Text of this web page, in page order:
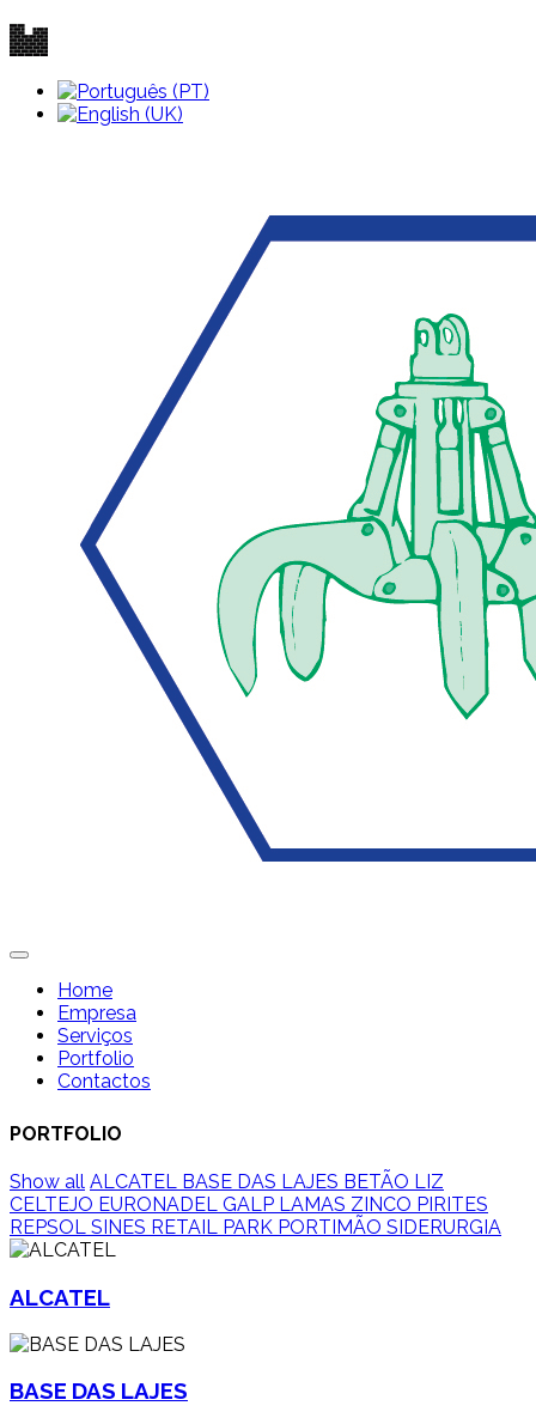
Home
Empresa
Serviços
Portfolio
Contactos
PORTFOLIO
Show all ALCATEL BASE DAS LAJES BETÃO LIZ
CELTEJO EURONADEL GALP LAMAS ZINCO PIRITES
REPSOL SINES RETAIL PARK PORTIMÃO SIDERURGIA
ALCATEL
BASE DAS LAJES